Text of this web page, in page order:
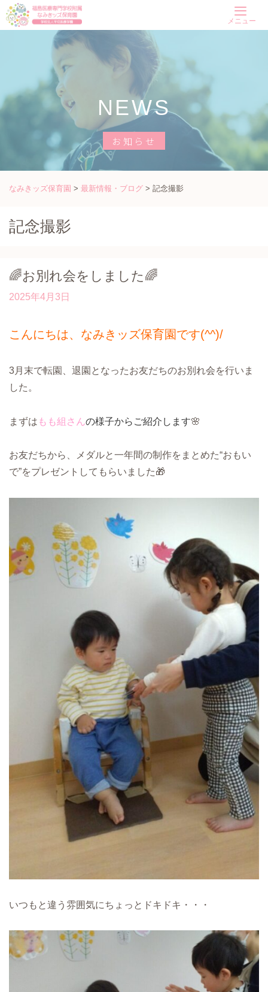
Skip
メニュー
NEWS
お知らせ
なみきッズ保育園 > 最新情報・ブログ > 記念撮影
記念撮影
🌈お別れ会をしました🌈
2025年4月3日
こんにちは、なみきッズ保育園です(^^)/
3月末で転園、退園となったお友だちのお別れ会を行いま
した。
まずは もも組さんの様子からご紹介します🌸
お友だちから、メダルと一年間の制作をまとめた“おもい
で”をプレゼントしてもらいました🎁
いつもと違う雰囲気にちょっとドキドキ・・・